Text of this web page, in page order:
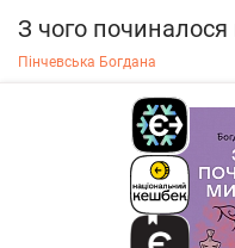
З чого
Пінчевська Богдана